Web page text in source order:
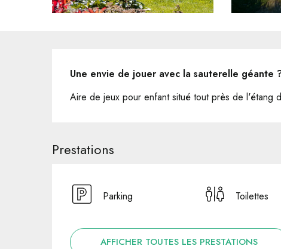
Description
Une envie de jouer avec la sauterelle géante
Aire de jeux pour enfant situé tout près de l'étang
Prestations
Parking Toilettes
AFFICHER TOUTES LES PRESTATIONS